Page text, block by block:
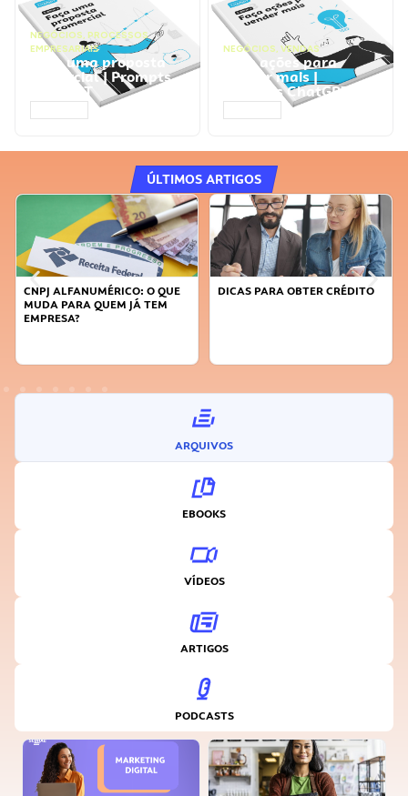
NEGÓCIOS, PROCESSOS
EMPRESARIAIS
Faça uma proposta
comercial | Prompts
ChatGPT
NEGÓCIOS, VENDAS
Faça ações para
vender mais |
Prompts ChatGPT
ÚLTIMOS ARTIGOS
CNPJ ALFANUMÉRICO: O QUE
MUDA PARA QUEM JÁ TEM
EMPRESA?
DICAS PARA OBTER CRÉDITO
ARQUIVOS
EBOOKS
VÍDEOS
ARTIGOS
PODCASTS